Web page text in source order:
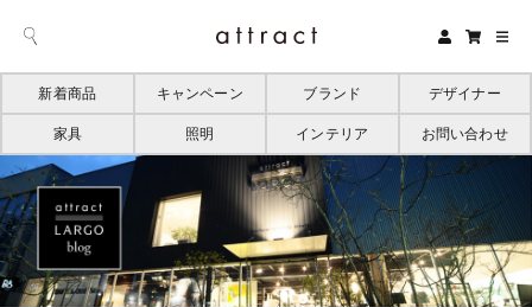
新着商品 キャンペーン ブランド デザイナー
家具 照明 インテリア お問い合わせ